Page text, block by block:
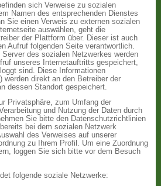
sich Verweise zu sozialen
Namen des entsprechenden Dienstes
Sie einen Verweis zu externen sozialen
auswählen, geht die
der Plattform über. Dieser ist auch
Aufruf folgenden Seite verantwortlich.
Server des sozialen Netzwerkes werden
unseres Internetauftritts gespeichert,
sind. Diese Informationen
werden direkt an den Betreiber der
dessen Standort gespeichert.
Privatsphäre, zum Umfang der
und Nutzung der Daten durch
Sie bitte den Datenschutzrichtlinien
bei dem sozialen Netzwerk
des Verweises auf unserer
zu Ihrem Profil. Um eine Zuordnung
loggen Sie sich bitte vor dem Besuch
folgende soziale Netzwerke: